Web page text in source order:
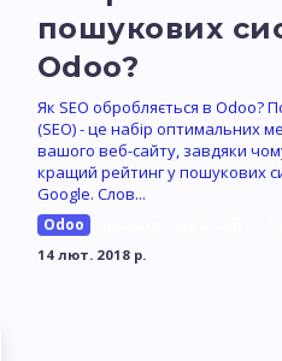
пошукових
Odoo?
Як SEO обробляється в Odoo?
(SEO) - це набір оптимальних
вашого веб-сайту, завдяки
кращий рейтинг у пошукових
Google. Слов...
Odoo
14 лют. 2018 р.